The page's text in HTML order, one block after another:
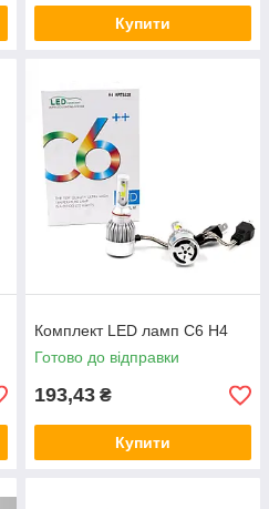
Купити
Комплект LED ламп C6 H4
Готово до відправки
193,43 ₴
Купити